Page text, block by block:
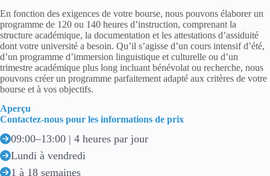
En fonction des exigences de votre bourse, nous pouvons élaborer un
programme de 120 ou 140 heures d’instruction, comprenant la
structure académique, la documentation et les attestations d’assiduité
dont votre université a besoin. Qu’il s’agisse d’un cours intensif d’été,
d’un programme d’immersion linguistique et culturelle ou d’un
trimestre académique plus long incluant bénévolat ou recherche, nous
pouvons créer un programme parfaitement adapté aux critères de votre
bourse et à vos objectifs.
Aperçu
Contactez-nous pour les informations de prix
09:00–13:00 | 4 heures par jour
Lundi à vendredi
1 à 18 semaines